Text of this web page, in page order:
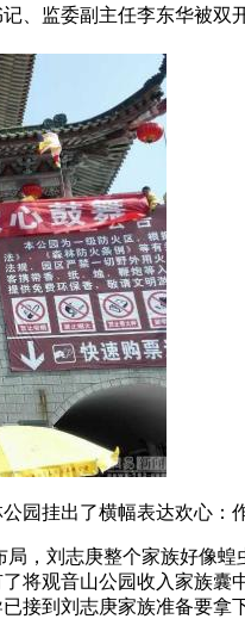
、监委副主任李东华被双
挂出了横幅表达欢心：
，刘志庚整个家族好像
将观音山公园收入家族
接到刘志庚家族准备要